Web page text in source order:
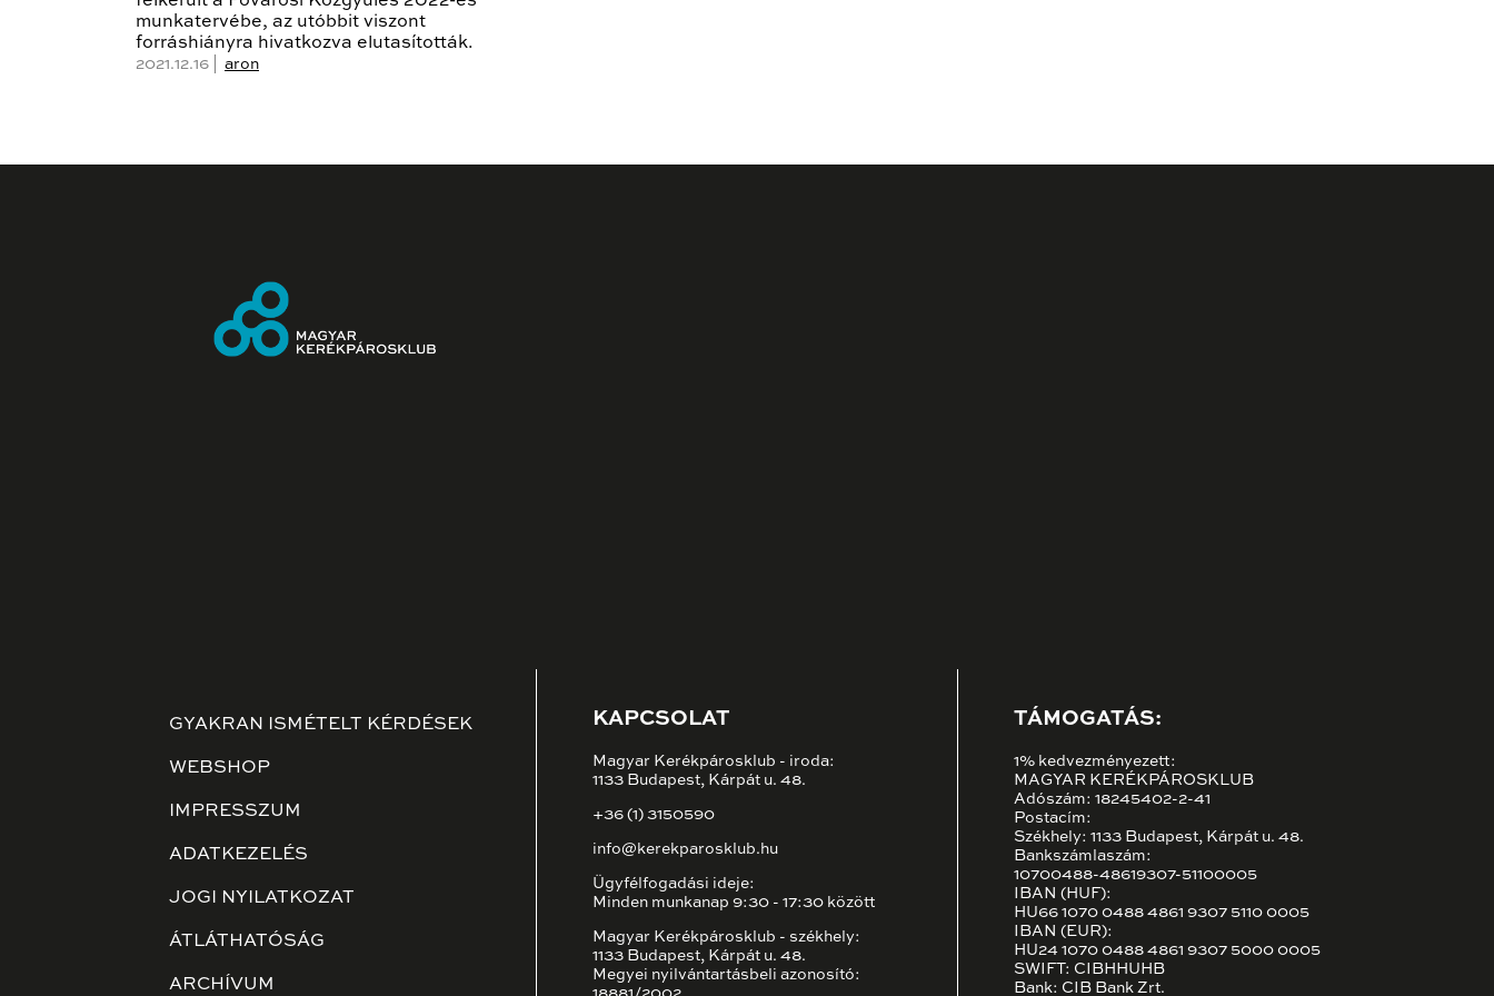
munkatervébe, az utóbbit viszont
forráshiányra hivatkozva elutasították.
2021.12.16 | aron
GYAKRAN ISMÉTELT KÉRDÉSEK
WEBSHOP
IMPRESSZUM
ADATKEZELÉS
JOGI NYILATKOZAT
ÁTLÁTHATÓSÁG
ARCHÍVUM
KAPCSOLAT
Magyar Kerékpárosklub - iroda:
1133 Budapest, Kárpát u. 48.
+36 (1) 3150590
info@kerekparosklub.hu
Ügyfélfogadási ideje:
Minden munkanap 9:30 - 17:30 között
Magyar Kerékpárosklub - székhely:
1133 Budapest, Kárpát u. 48.
Megyei nyilvántartásbeli azonosító:
TÁMOGATÁS:
1% kedvezményezett:
MAGYAR KERÉKPÁROSKLUB
Adószám: 18245402-2-41
Postacím:
Székhely: 1133 Budapest, Kárpát u. 48.
Bankszámlaszám:
10700488-48619307-51100005
IBAN (HUF):
HU66 1070 0488 4861 9307 5110 0005
IBAN (EUR):
HU24 1070 0488 4861 9307 5000 0005
SWIFT: CIBHHUHB
Bank: CIB Bank Zrt.